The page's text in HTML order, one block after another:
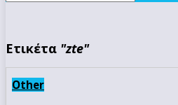
Ετικέτα "zte"
Other